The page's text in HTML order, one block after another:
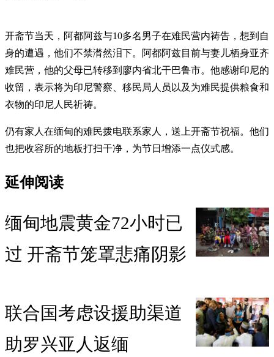
开斋节当天，阿都阿兹与10多名男子在难民营内祷告，想到自
身的遭遇，他们不禁潸然泪下。阿都阿兹目前与妻儿栖身亚齐
难民营，他的父母已转移到廖内省北干巴鲁市。他感谢印尼的
收留，表示将为印尼警察、移民局人员以及为难民提供粮食和
衣物的印尼人民祈祷。
仍有家人在缅甸的难民拨电联系家人，送上开斋节祝福。他们
也把收容所的地板打扫干净，为节日增添一点仪式感。
延伸阅读
缅甸地震黄金72小时已
过 开斋节笼罩悲痛阴影
联合国考虑设援助渠道
助罗兴亚人返缅